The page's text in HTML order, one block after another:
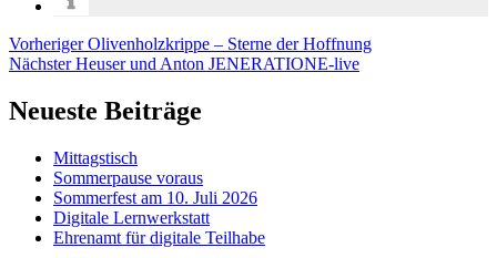
Beitragsnavigation
VorherigerOlivenholzkrippe – Sterne der HoffnungVorheriger
NächsterHeuser und Anton JENERATIONE-liveNächster
Neueste Beiträge
Mittagstisch
Sommerpause voraus
Sommerfest am 10. Juli 2026
Digitale Lernwerkstatt
Ehrenamt für digitale Teilhabe